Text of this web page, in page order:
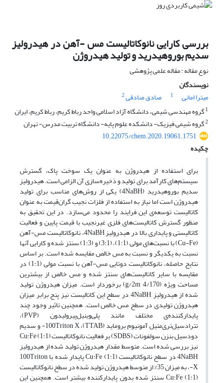
بررسی کارایی نانوکاتالیست مس -آهن در هیدرولیز
سدیم بوروهیدرید و تولید هیدروژن
نوع مقاله : مقاله علمی پژوهشی
نویسندگان
میترا امانی
1 صادق صادقی2
1گروه مهندسی شیمی، دانشگاه آزاد اسلامی واحد رباط کریم، رباط کریم، ایران
2گروه شیمی فیزیک- دانشکده علوم پایه- دانشگاه تربیت مدرس- تهران
10.22075/chem.2020.19061.1751
چکیده
برای استفاده از هیدروژن به عنوان یک سوخت پاک، گسترش
سیستم‌های کارآمد برای تولید و ذخیره‌سازی آن الزامی است. هیدرولیز
سدیم بوروهیدرید (4NaBH) یکی از روش‌های مناسب برای تولید
هیدروژن است اما نیاز به استفاده از فلزات نجیب گران‌قیمت به عنوان
کاتالیست توسعه‌ی این فرایند را محدود می‌سازد. در این تحقیق به
منظور گسترش کاتالیست‌های فلزی غیرنجیب با قیمت پایین و فعالیت
کاتالیستی و پایداری بالا در هیدرولیز 4NaBH، نانوکاتالیست مس-آهن
(Cu-Fe) با نسبت‌های مولی (1:1)، (3:1) و (1:3) سنتز شده و کارایی آنها
نسبت به یکدیگر و نسبت به مس خالص مقایسه شده است. بر اساس
نتایج حاصله، نانوکاتالیست دوتایی مس-آهن با نسبت مولی (1:1) در
مقایسه با سایر کاتالیست‌های سنتز شده و مس خالص از بیشترین
مساحت ویژه (g/2m 4/170) برخوردار است. میزان هیدروژن تولید
شده از هیدرولیز 4NaBH در سطح این کاتالیست نیز پنج برابر میزان
هیدروژن تولیدی در سطح مس خالص است. همچنین تاثیر وجود چند
پایدارکننده‌ی مختلف مانند پلی‌وینیل‌پیرولیدون (PVP)،
تترادسیل‌تری‌متیل آمونیوم بروماید (TTAB)، 100Triton X- و سدیم
دودسیل بنزن سولفونات (SDBS) بر فعالیت نانوکاتالیست (1:1) Cu:Fe
نیز بررسی شده است. متوسط مقدار هیدروژن تولید شده از هیدرولیز
4NaBH در سطح نانوکاتالیست (1:1) Cu:Fe پایدار شده با 100Triton
X-، به میزان 35% از متوسط هیدروژن تولید شده در سطح نانوکاتالیست
(1:1) Cu:Fe سنتز شده بدون پایدارکننده بیشتر است. همچنین این